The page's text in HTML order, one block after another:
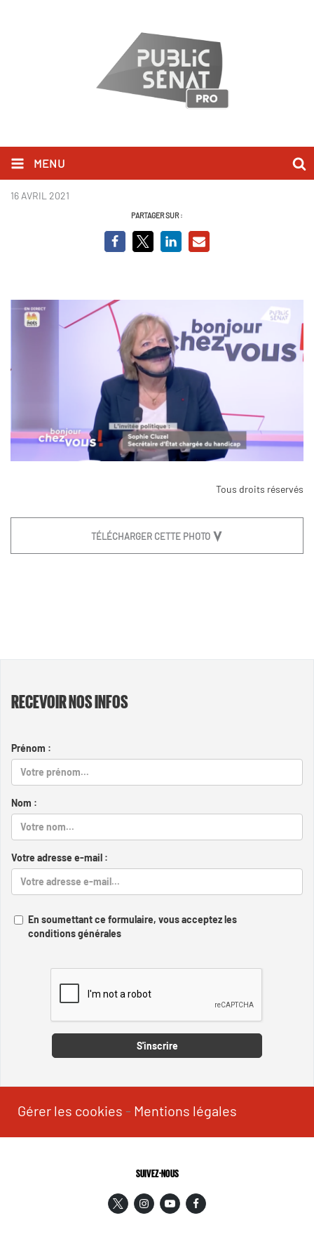
MENU
Sophie Cluzel_BCV.png
16 AVRIL 2021
PARTAGER SUR :
Tous droits réservés
TÉLÉCHARGER CETTE PHOTO
RECEVOIR NOS INFOS
Prénom :
Nom :
Votre adresse e-mail :
En soumettant ce formulaire, vous acceptez les
conditions générales
S'inscrire
Gérer les cookies - Mentions légales
SUIVEZ-NOUS